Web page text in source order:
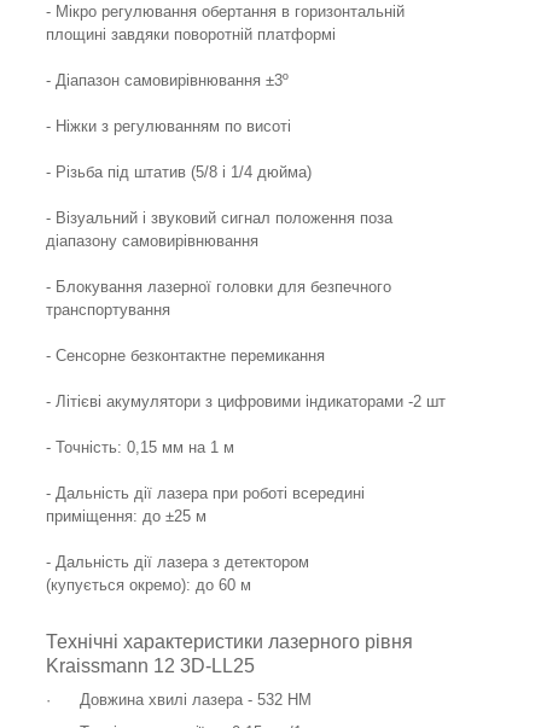
- Мікро регулювання обертання в горизонтальній
площині завдяки поворотній платформі
- Діапазон самовирівнювання ±3º
- Ніжки з регулюванням по висоті
- Різьба під штатив (5/8 і 1/4 дюйма)
- Візуальний і звуковий сигнал положення поза
діапазону самовирівнювання
- Блокування лазерної головки для безпечного
транспортування
- Сенсорне безконтактне перемикання
- Літієві акумулятори з цифровими індикаторами -2 шт
- Точність: 0,15 мм на 1 м
- Дальність дії лазера при роботі всередині
приміщення: до ±25 м
- Дальність дії лазера з детектором
(купується окремо): до 60 м
Технічні характеристики лазерного рівня
Kraissmann 12 3D-LL25
·
Довжина хвилі лазера - 532 НМ